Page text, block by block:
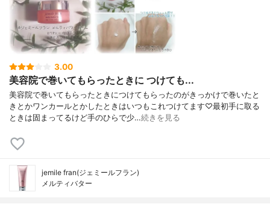
3.00
美容院で巻いてもらったときに つけても...
美容院で巻いてもらったときにつけてもらったのがきっかけで巻いたと
きとかワンカールとかしたときはいつもこれつけてます♡最初手に取る
ときは固まってるけど手のひらで少…続きを見る
jemile fran(ジェミールフラン)
メルティバター